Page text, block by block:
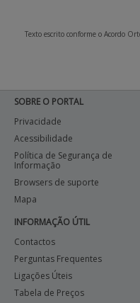
Texto escrito conforme o Acordo
SOBRE O PORTAL
Privacidade
Acessibilidade
Política de Segurança de
Informação
Browsers de suporte
Mapa
INFORMAÇÃO ÚTIL
Contactos
Perguntas Frequentes
Ligações Úteis
Tabela de Preços